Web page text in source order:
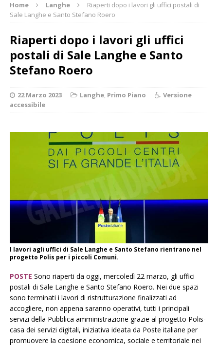
Home Langhe
Riaperti dopo i lavori gli uffici postali di
Sale Langhe e Santo Stefano Roero
Riaperti dopo i lavori gli uffici
postali di Sale Langhe e Santo
Stefano Roero
22 Marzo 2023 Langhe, Primo Piano
Versione
accessibile
I lavori agli uffici di Sale Langhe e Santo Stefano rientrano nel
progetto Polis per i piccoli Comuni.
POSTE Sono riaperti da oggi, mercoledì 22 marzo, gli uffici
postali di Sale Langhe e Santo Stefano Roero. Nei due spazi
sono terminati i lavori di ristrutturazione finalizzati ad
accogliere, non appena saranno operativi, tutti i principali
servizi della Pubblica amministrazione grazie al progetto Polis-
casa dei servizi digitali, iniziativa ideata da Poste italiane per
promuovere la coesione economica, sociale e territoriale nei